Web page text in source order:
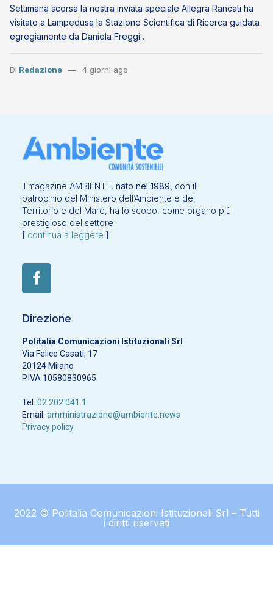
Settimana scorsa la nostra inviata speciale Allegra Rancati ha
visitato a Lampedusa la Stazione Scientifica di Ricerca guidata
egregiamente da Daniela Freggi…
Di Redazione 4 giorni ago
Il magazine AMBIENTE, nato nel 1989, con il
patrocinio del Ministero dell’Ambiente e del
Territorio e del Mare, ha lo scopo, come organo più
prestigioso del settore
[ continua a leggere ]
Direzione
Politalia Comunicazioni Istituzionali Srl
Via Felice Casati, 17
20124 Milano
P.IVA 10580830965
Tel. 02 202 041.1
Email: amministrazione@ambiente.news
Privacy policy
2022 © Politalia Comunicazioni Istituzionali Srl – Tutti
i diritti riservati